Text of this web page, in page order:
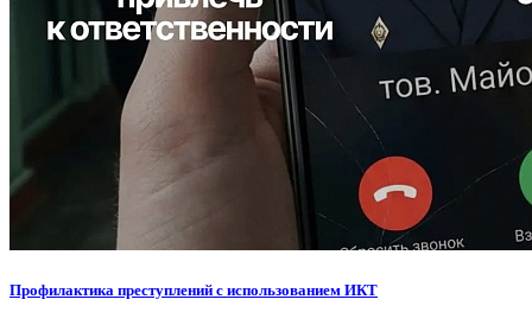
Профилактика преступлений с использованием ИКТ